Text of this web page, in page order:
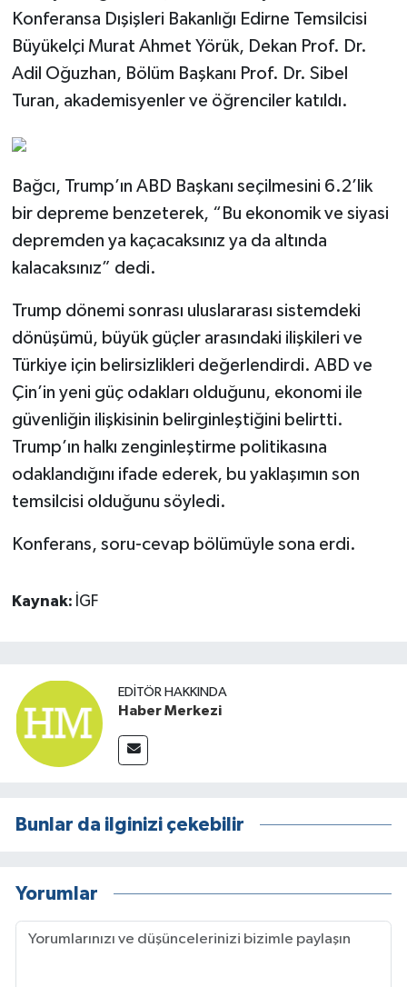
Konferansa Dışişleri Bakanlığı Edirne Temsilcisi
Büyükelçi Murat Ahmet Yörük, Dekan Prof. Dr.
Adil Oğuzhan, Bölüm Başkanı Prof. Dr. Sibel
Turan, akademisyenler ve öğrenciler katıldı.
Bağcı, Trump’ın ABD Başkanı seçilmesini 6.2’lik
bir depreme benzeterek, “Bu ekonomik ve siyasi
depremden ya kaçacaksınız ya da altında
kalacaksınız” dedi.
Trump dönemi sonrası uluslararası sistemdeki
dönüşümü, büyük güçler arasındaki ilişkileri ve
Türkiye için belirsizlikleri değerlendirdi. ABD ve
Çin’in yeni güç odakları olduğunu, ekonomi ile
güvenliğin ilişkisinin belirginleştiğini belirtti.
Trump’ın halkı zenginleştirme politikasına
odaklandığını ifade ederek, bu yaklaşımın son
temsilcisi olduğunu söyledi.
Konferans, soru-cevap bölümüyle sona erdi.
Kaynak: İGF
EDITÖR HAKKINDA
Haber Merkezi
Bunlar da ilginizi çekebilir
Yorumlar